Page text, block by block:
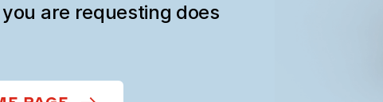
are requesting does